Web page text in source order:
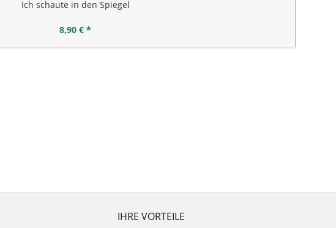
Ich schaute in den Spiegel
8,90 € *
IHRE VORTEILE